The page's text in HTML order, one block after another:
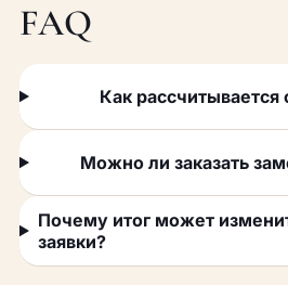
FAQ
Как рассчитывается
Можно ли заказать
Почему итог может
заявки?